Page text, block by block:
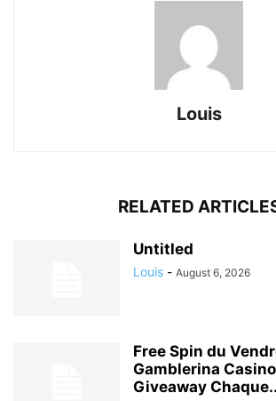
Louis
RELATED
Untitled
Louis - August 6, 2026
Free Spin du
Gamblerina
Giveaway